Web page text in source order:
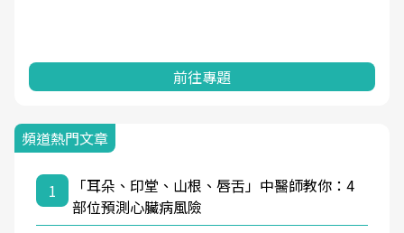
前往專題
頻道熱門文章
1
「耳朵、印堂、山根、唇舌」中醫師教你：4
部位預測心臟病風險